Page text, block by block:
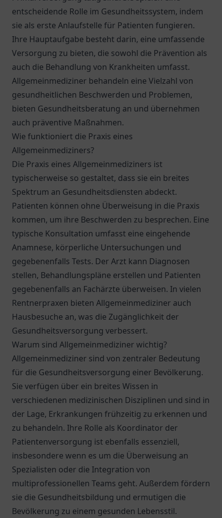
entscheidende Rolle im Gesundheitssystem, indem
sie als erste Anlaufstelle für Patienten fungieren.
Ihre Hauptaufgabe besteht darin, eine umfassende
Versorgung zu bieten, die sowohl die Prävention als
auch die Behandlung von Krankheiten umfasst.
Allgemeinmediziner behandeln eine Vielzahl von
gesundheitlichen Beschwerden und Problemen,
bieten Gesundheitsberatung an und übernehmen
auch präventive Maßnahmen.
Wie funktioniert die Praxis eines
Allgemeinmediziners?
Die Praxis eines Allgemeinmediziners ist
typischerweise so gestaltet, dass sie ein breites
Spektrum an Gesundheitsdiensten abdeckt.
Patienten können ohne Überweisung in die Praxis
kommen, um ihre Beschwerden zu besprechen. Eine
typische Konsultation umfasst eine eingehende
Anamnese, körperliche Untersuchungen und
gegebenenfalls Tests. Der Arzt kann Diagnosen
stellen, Behandlungspläne erstellen und Patienten
gegebenenfalls an Fachärzte überweisen. In vielen
Rentnerpraxen bieten Allgemeinmediziner auch
Hausbesuche an, was die Zugänglichkeit der
Gesundheitsversorgung verbessert.
Warum sind Allgemeinmediziner wichtig?
Allgemeinmediziner sind von zentraler Bedeutung
für die Gesundheitsversorgung einer Bevölkerung.
Sie verfügen über ein breites Wissen in
verschiedenen medizinischen Disziplinen und sind in
der Lage, Erkrankungen frühzeitig zu erkennen und
zu behandeln. Ihre Rolle als Koordinator der
Patientenversorgung ist ebenfalls essenziell,
insbesondere wenn es um die Überweisung an
Spezialisten oder die Integration von
multiprofessionellen Teams geht. Außerdem fördern
sie die Gesundheitsbildung und ermutigen die
Bevölkerung zu einem gesunden Lebensstil.